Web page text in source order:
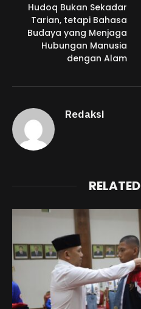
Hudoq Bukan Sekadar
Tarian, tetapi Bahasa
Budaya yang Menjaga
Hubungan Manusia
dengan Alam
Redaksi
RELATED